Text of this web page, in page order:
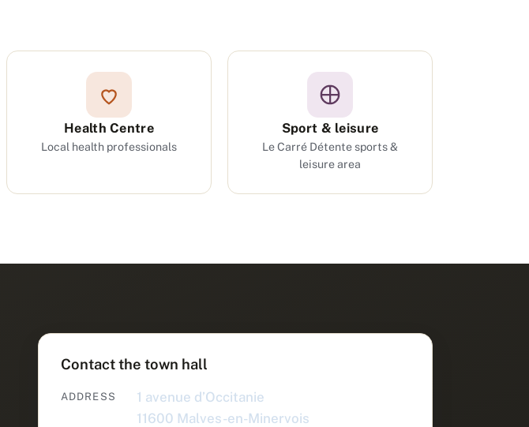
Health Centre
Local health professionals
Sport & leisure
Le Carré Détente sports &
leisure area
Contact the town hall
ADDRESS
1 avenue d’Occitanie
11600 Malves-en-Minervois